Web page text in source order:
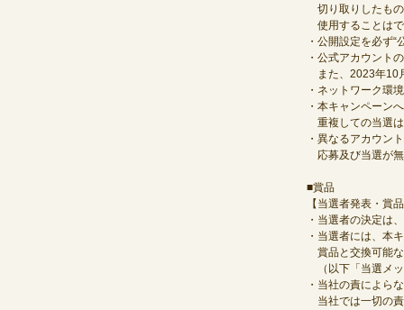
切り取りしたも
使用することは
・公開設定を必ず
・公式アカウント
また、2023年10
・ネットワーク環
・本キャンペーン
重複しての当選
・異なるアカウン
応募及び当選が
■賞品
【当選者発表・賞
・当選者の決定は
・当選者には、本
賞品と交換可能
（以下「当選メ
・当社の責によら
当社では一切の